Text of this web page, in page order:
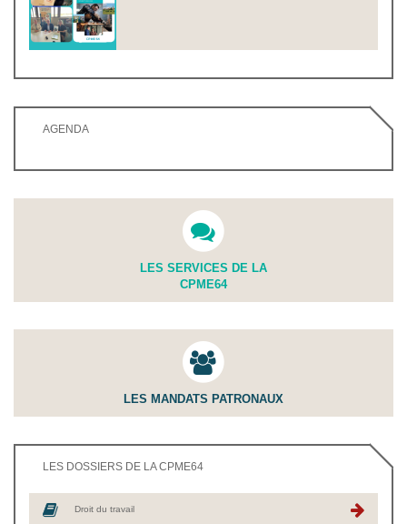
AGENDA
LES SERVICES DE LA
CPME64
LES MANDATS PATRONAUX
LES DOSSIERS DE LA CPME64
Droit du travail